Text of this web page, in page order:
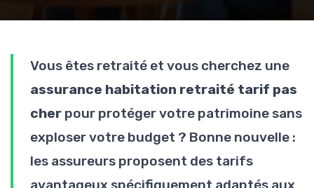
Vous êtes retraité et vous cherchez une
assurance habitation retraité tarif pas
cher pour protéger votre patrimoine sans
exploser votre budget ? Bonne nouvelle :
les assureurs proposent des tarifs